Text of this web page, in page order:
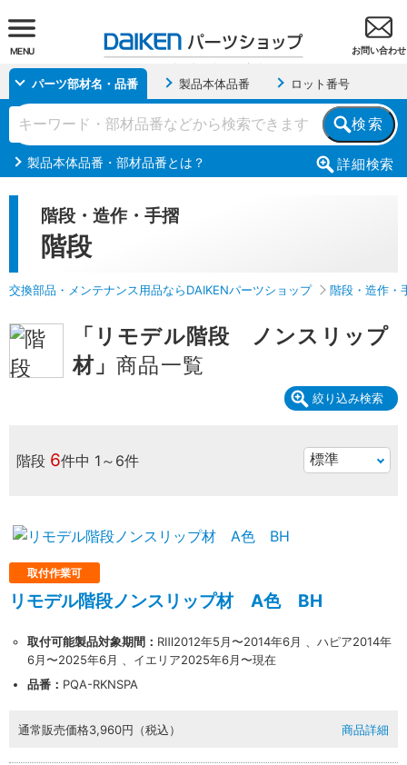
お問い合わせ
MENU
パーツ部材名・品番 製品本体品番 ロット番号
検索
詳細検索
製品本体品番・部材品番とは？
階段・造作・手摺
階段
交換部品・メンテナンス用品ならDAIKENパーツショップ 階段・造作・
「リモデル階段 ノンスリップ
材」商品一覧
絞り込み検索
階段 6件中 1～6件
取付作業可
リモデル階段ノンスリップ材 A色 BH
取付可能製品対象期間： RⅢ2012年5月〜2014年6月 、ハピア2014年
6月〜2025年6月 、イエリア2025年6月〜現在
品番： PQA-RKNSPA
通常販売価格3,960円（税込） 商品詳細